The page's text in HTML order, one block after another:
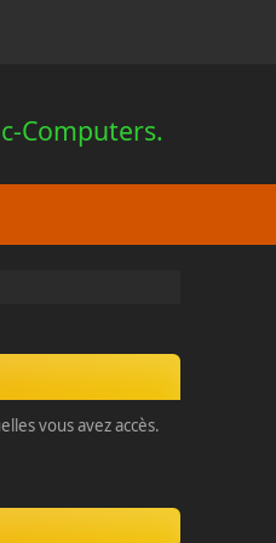
Computers.
vous avez accès.